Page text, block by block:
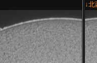
↓北